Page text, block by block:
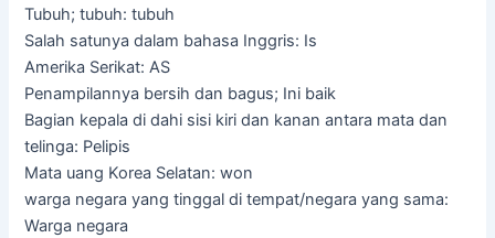
Tubuh; tubuh: tubuh
Salah satunya dalam bahasa Inggris: Is
Amerika Serikat: AS
Penampilannya bersih dan bagus; Ini baik
Bagian kepala di dahi sisi kiri dan kanan antara mata dan
telinga: Pelipis
Mata uang Korea Selatan: won
warga negara yang tinggal di tempat/negara yang sama:
Warga negara